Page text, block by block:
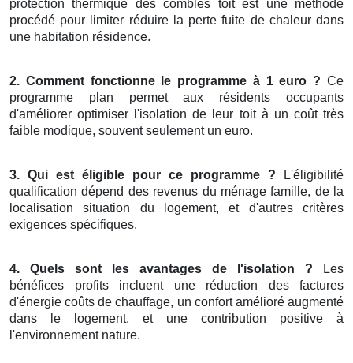
protection thermique des combles toit est une méthode
procédé pour limiter réduire la perte fuite de chaleur dans
une habitation résidence.
2. Comment fonctionne le programme à 1 euro ? Ce
programme plan permet aux résidents occupants
d'améliorer optimiser l'isolation de leur toit à un coût très
faible modique, souvent seulement un euro.
3. Qui est éligible pour ce programme ? L'éligibilité
qualification dépend des revenus du ménage famille, de la
localisation situation du logement, et d'autres critères
exigences spécifiques.
4. Quels sont les avantages de l'isolation ? Les
bénéfices profits incluent une réduction des factures
d'énergie coûts de chauffage, un confort amélioré augmenté
dans le logement, et une contribution positive à
l'environnement nature.